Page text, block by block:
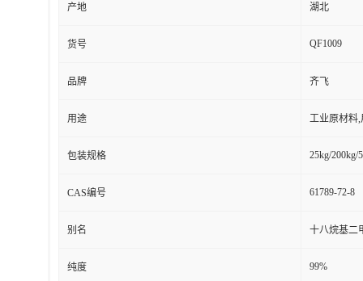
产地 湖北
货号 QF1009
品牌 齐飞
用途 工业原材料
包装规格 25kg/200kg/
CAS编号 61789-72-8
别名 十八烷基二
纯度 99%